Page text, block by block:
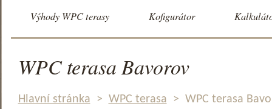
Výhody WPC terasy Kofigurátor
WPC terasa Bavorov
Hlavní stránka > WPC terasa > WPC terasa